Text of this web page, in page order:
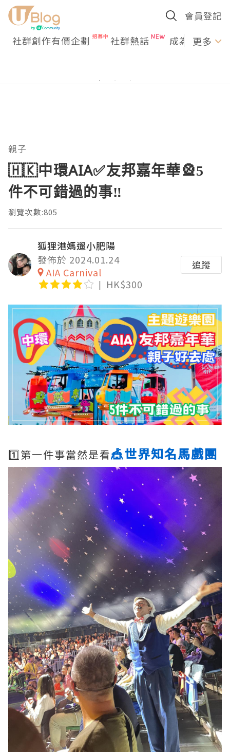
會員登記
社群創作有價企劃 社群熱話 成為U更多
親子
🇭🇰中環AIA✅友邦嘉年華🎡5
件不可錯過的事‼️
瀏覽次數:805
狐狸港媽遛小肥陽
發佈於 2024.01.24
AIA Carnival
HK$300
追蹤
1️⃣第一件事當然是看🎪世界知名馬戲團